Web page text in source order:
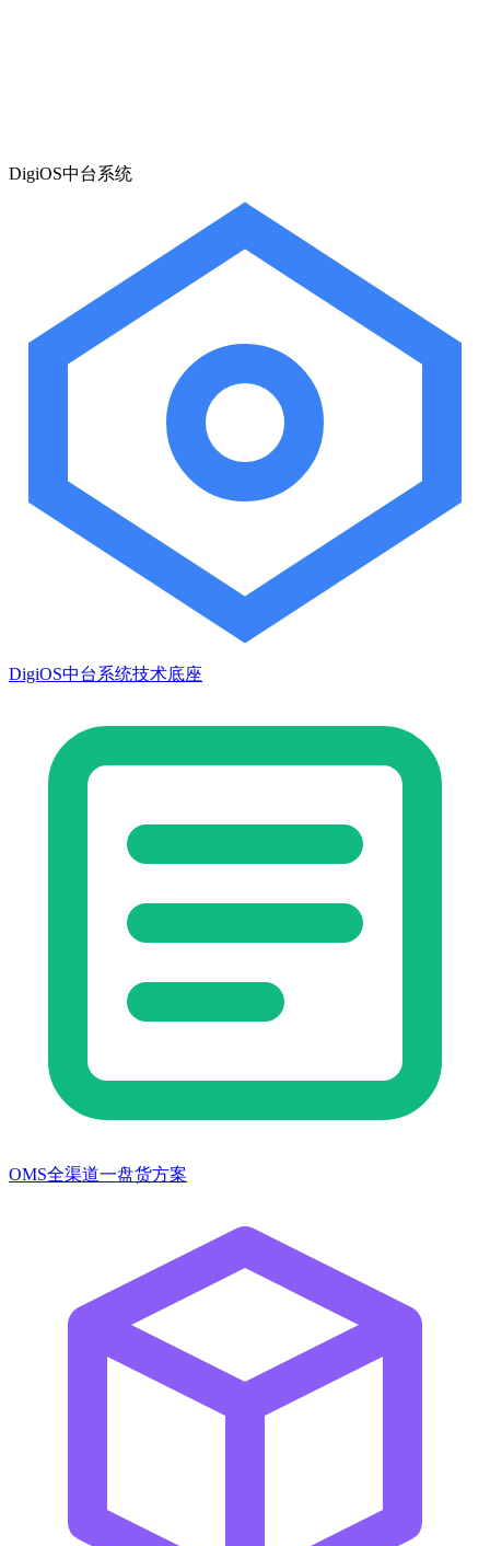
DigiOS中台系统
DigiOS中台系统技术底座
OMS全渠道一盘货方案